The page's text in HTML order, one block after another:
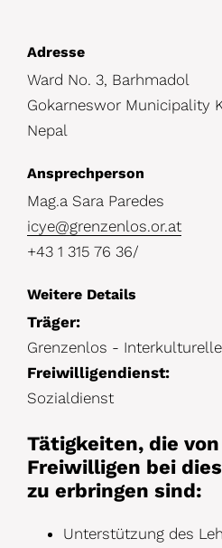
D
e
t
i
l
s
Adresse
Ward No. 3, Barhmadol
Gokarneswor Municipality
Nepal
Ansprechperson
Mag.a Sara Paredes
icye@grenzenlos.or.at
+43 1 315 76 36/
Weitere Details
Träger:
Grenzenlos -
Freiwilligendienst:
Sozialdienst
Tätigkeiten, die
Freiwilligen bei
zu erbringen sind:
Unterstützung des